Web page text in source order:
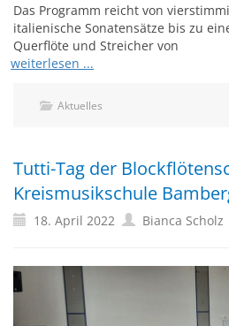
Das Programm reicht von
italienische Sonatensätze bis zu
Querflöte und Streicher von
weiterlesen ...
Aktuelles
Tutti-Tag der
Kreismusikschule
18. April 2022 Bianca Scholz